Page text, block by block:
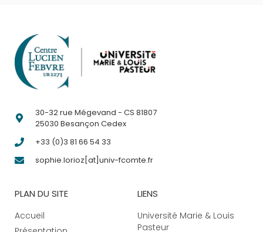
30-32 rue Mégevand - CS 81807
25030 Besançon Cedex
+33 (0)3 81 66 54 33
sophie.lorioz[at]univ-fcomte.fr
PLAN DU SITE
Accueil
LIENS
Université Marie & Louis
Pasteur